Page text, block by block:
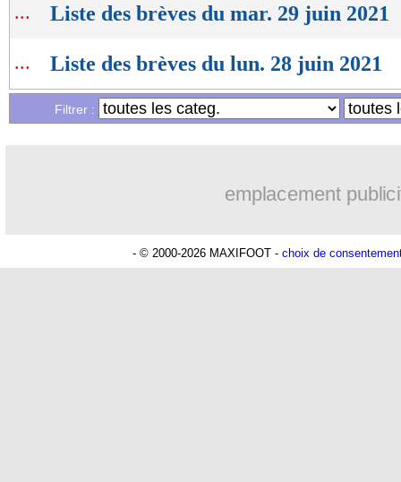
... Liste des brèves du mar. 29 juin 2021
... Liste des brèves du lun. 28 juin 2021
Filtrer :
emplacement
- © 2000-2026 MAXIFOOT - choix de